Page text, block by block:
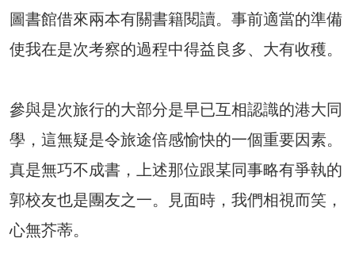
圖書館借來兩本有關書籍閱讀。事前適當的準備
使我在是次考察的過程中得益良多、大有收穫。
參與是次旅行的大部分是早已互相認識的港大同
學，這無疑是令旅途倍感愉快的一個重要因素。
真是無巧不成書，上述那位跟某同事略有爭執的
郭校友也是團友之一。見面時，我們相視而笑，
心無芥蒂。